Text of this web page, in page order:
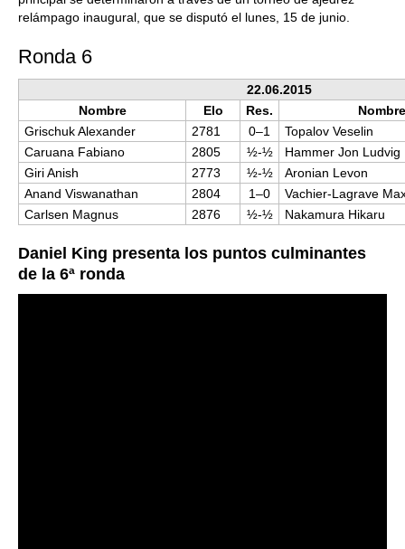
relámpago inaugural, que se disputó el lunes, 15 de junio.
Ronda 6
22.06.2015
Nombre
Elo Res.
Nombre
Grischuk Alexander
2781 0–1
Topalov Veselin
Caruana Fabiano
2805 ½-½
Hammer Jon Ludvig
Giri Anish
2773 ½-½
Aronian Levon
Anand Viswanathan
2804 1–0
Vachier-Lagrave
Carlsen Magnus
2876 ½-½ Nakamura Hikaru
Daniel King presenta los puntos culminantes
de la 6ª ronda